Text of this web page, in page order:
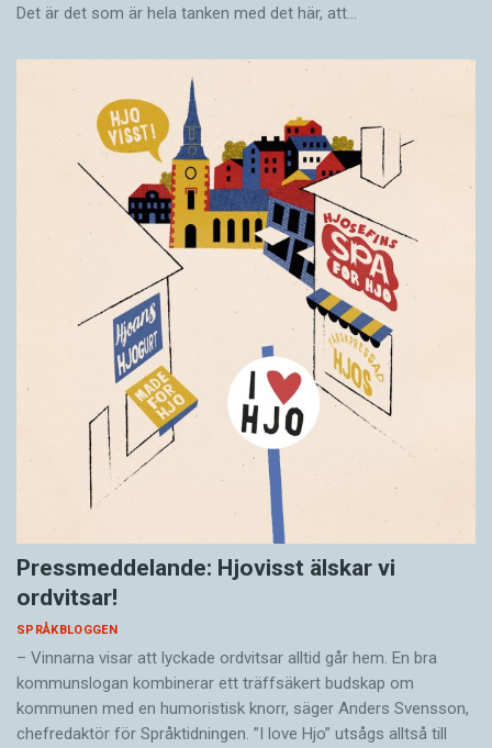
Det är det som är hela tanken med det här, att…
Pressmeddelande: Hjovisst älskar vi
ordvitsar!
SPRÅKBLOGGEN
– Vinnarna visar att lyckade ordvitsar alltid går hem. En bra
kommunslogan kombinerar ett träffsäkert budskap om
kommunen med en humoristisk knorr, säger Anders Svensson,
chefredaktör för Språktidningen. ”I love Hjo” utsågs alltså till